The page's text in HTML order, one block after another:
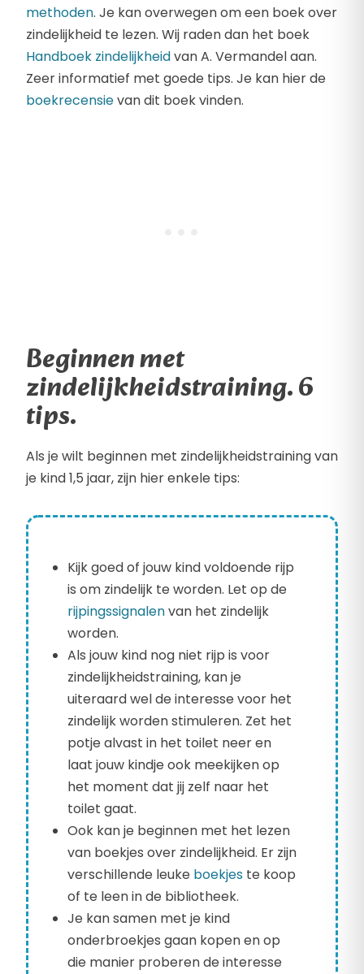
methoden. Je kan overwegen om een boek over
zindelijkheid te lezen. Wij raden dan het boek
Handboek zindelijkheidvan A. Vermandel aan.
Zeer informatief met goede tips. Je kan hier de
boekrecensievan dit boek vinden.
Beginnen met
zindelijkheidstraining. 6
tips.
Als je wilt beginnen met zindelijkheidstraining van
je kind 1,5 jaar, zijn hier enkele tips:
Kijk goed of jouw kind voldoende rijp
is om zindelijk te worden. Let op de
rijpingssignalenvan het zindelijk
worden.
Als jouw kind nog niet rijp is voor
zindelijkheidstraining, kan je
uiteraard wel de interesse voor het
zindelijk worden stimuleren. Zet het
potje alvast in het toilet neer en
laat jouw kindje ook meekijken op
het moment dat jij zelf naar het
toilet gaat.
Ook kan je beginnen met het lezen
van boekjes over zindelijkheid. Er zijn
verschillende leuke boekjes te koop
of te leen in de bibliotheek.
Je kan samen met je kind
onderbroekjes gaan kopen en op
die manier proberen de interesse